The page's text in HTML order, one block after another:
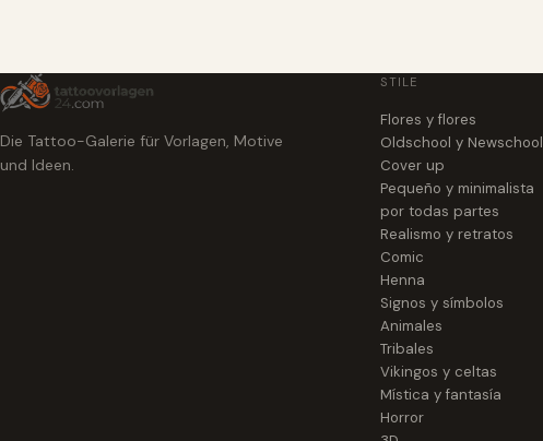
Die Tattoo-Galerie für Vorlagen, Motive
und Ideen.
STILE
Flores y flores
Oldschool y Newschool
Cover up
Pequeño y minimalista
por todas partes
Realismo y retratos
Comic
Henna
Signos y símbolos
Animales
Tribales
Vikingos y celtas
Mística y fantasía
Horror